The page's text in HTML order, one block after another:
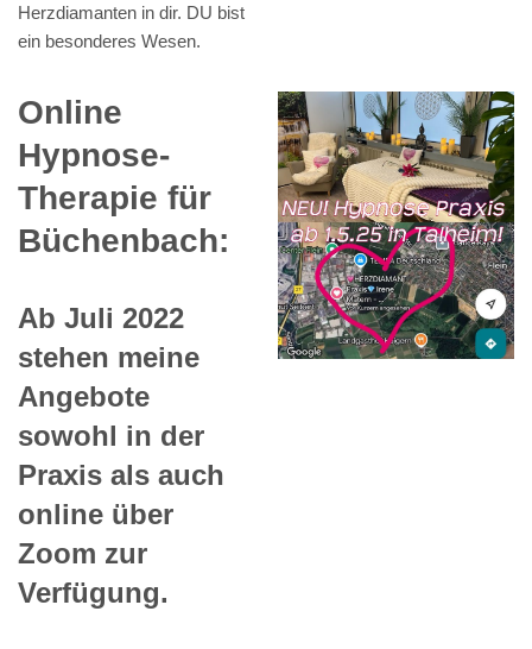
Herzdiamanten in dir. DU bist
ein besonderes Wesen.
Online
Hypnose-
Therapie für
Büchenbach:
Ab Juli 2022
stehen meine
Angebote
sowohl in der
Praxis als auch
online über
Zoom zur
Verfügung.